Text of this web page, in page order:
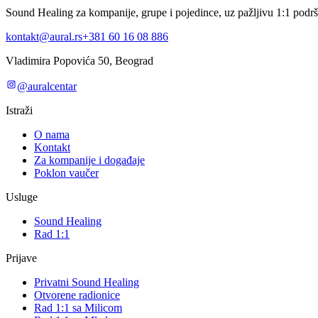
Sound Healing za kompanije, grupe i pojedince, uz pažljivu 1:1
kontakt@aural.rs+381 60 16 08 886
Vladimira Popovića 50, Beograd
@auralcentar
Istraži
O nama
Kontakt
Za kompanije i događaje
Poklon vaučer
Usluge
Sound Healing
Rad 1:1
Prijave
Privatni Sound Healing
Otvorene radionice
Rad 1:1 sa Milicom